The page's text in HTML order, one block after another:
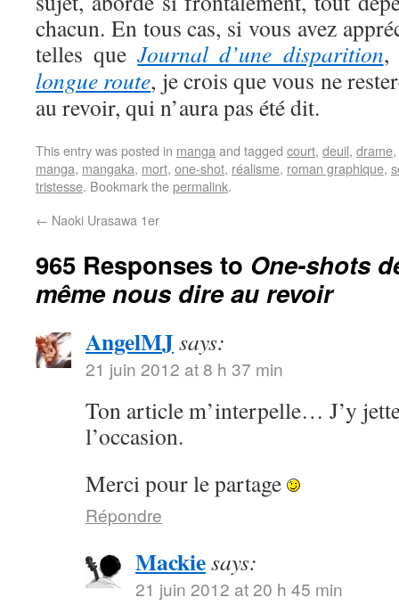
chacun. En tous cas, si vous avez
telles queJournal d’une disparition,
longue route, je crois que vous ne
au revoir, qui n’aura pas été dit.
This entry was posted in manga and tagged court, deuil, drame,
manga, mangaka, mort, one-shot, réalisme, roman graphique,
tristesse. Bookmark thepermalink.
← Naoki Urasawa 1er
965 Responses to One-shots
même nous dire au revoir
AngelMJsays:
21 juin 2012 at 8 h 37 min
Ton article m’interpelle… J’y
l’occasion.
Merci pour le partage
Répondre
Mackiesays:
21 juin 2012 at 20 h 45 min